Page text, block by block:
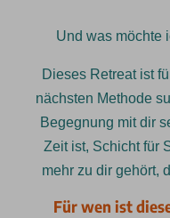
Und was möchte
Dieses Retreat ist
nächsten Methode
Begegnung mit dir
Zeit ist, Schicht für
mehr zu dir gehört,
Für wen ist